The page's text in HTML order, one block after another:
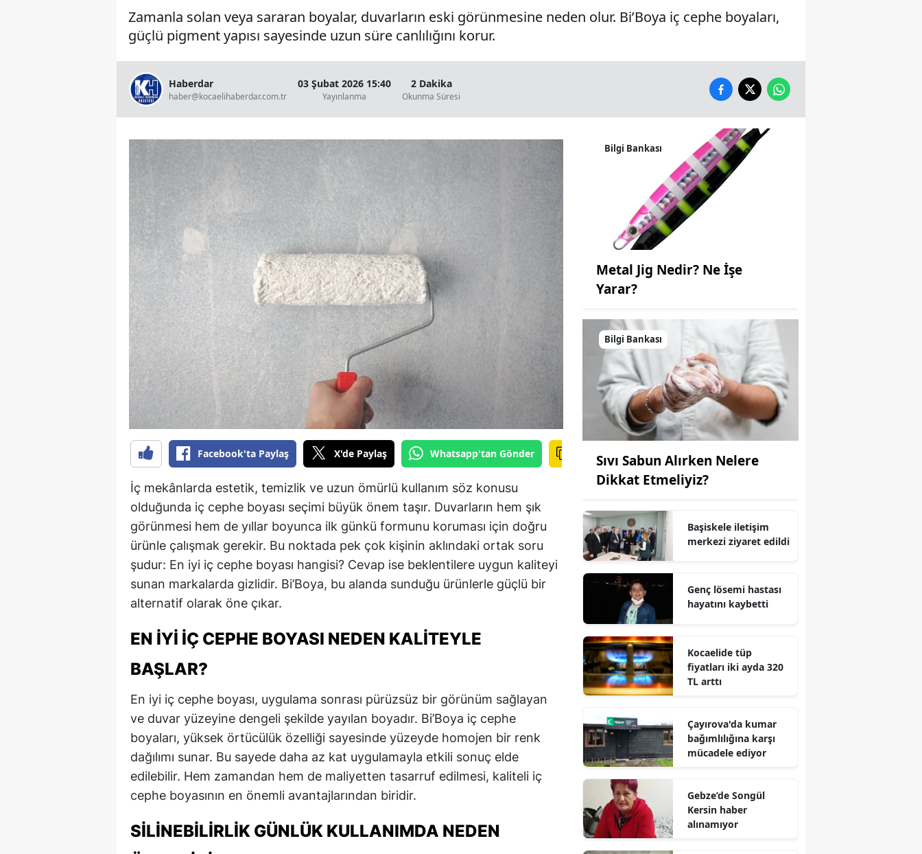
Sinop
Tokat
Tunceli
Şanlıurfa
Uşak
Yozgat
Aksaray
Bayburt
Karaman
Kırıkkale
Batman
Şırnak
Bartın
Iğdır
Karabük
Osmaniye
Düzce
Zamanla solan veya sararan boyalar, duvarların eski görünmesine neden olur. Bi’Boya iç cephe boyaları,
güçlü pigment yapısı sayesinde uzun süre canlılığını korur.
Haberdar
haber@kocaelihaberdar.com.tr
03 Şubat 2026 15:40
Yayınlanma
2 Dakika
Okunma Süresi
Facebook'ta Paylaş X'de Paylaş Whatsapp'tan Gönder
İç mekânlarda estetik, temizlik ve uzun ömürlü kullanım söz konusu
olduğunda iç cephe boyası seçimi büyük önem taşır. Duvarların hem şık
görünmesi hem de yıllar boyunca ilk günkü formunu koruması için doğru
ürünle çalışmak gerekir. Bu noktada pek çok kişinin aklındaki ortak soru
şudur: En iyi iç cephe boyası hangisi? Cevap ise beklentilere uygun kaliteyi
sunan markalarda gizlidir. Bi’Boya, bu alanda sunduğu ürünlerle güçlü bir
alternatif olarak öne çıkar.
EN İYI İÇ CEPHE BOYASI NEDEN KALITEYLE
BAŞLAR?
En iyi iç cephe boyası, uygulama sonrası pürüzsüz bir görünüm sağlayan
ve duvar yüzeyine dengeli şekilde yayılan boyadır. Bi’Boya iç cephe
boyaları, yüksek örtücülük özelliği sayesinde yüzeyde homojen bir renk
dağılımı sunar. Bu sayede daha az kat uygulamayla etkili sonuç elde
edilebilir. Hem zamandan hem de maliyetten tasarruf edilmesi, kaliteli iç
cephe boyasının en önemli avantajlarından biridir.
SILINEBILIRLIK GÜNLÜK KULLANIMDA NEDEN
Bilgi Bankası
Metal Jig Nedir? Ne İşe
Yarar?
Bilgi Bankası
Sıvı Sabun Alırken Nelere
Dikkat Etmeliyiz?
Başiskele iletişim
merkezi ziyaret edildi
Genç lösemi hastası
hayatını kaybetti
Kocaelide tüp
fiyatları iki ayda 320
TL arttı
Çayırova'da kumar
bağımlılığına karşı
mücadele ediyor
Gebze’de Songül
Kersin haber
alınamıyor